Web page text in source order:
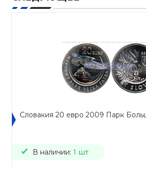
Словакия 20 евро 2009 Парк
В наличии: 1 шт